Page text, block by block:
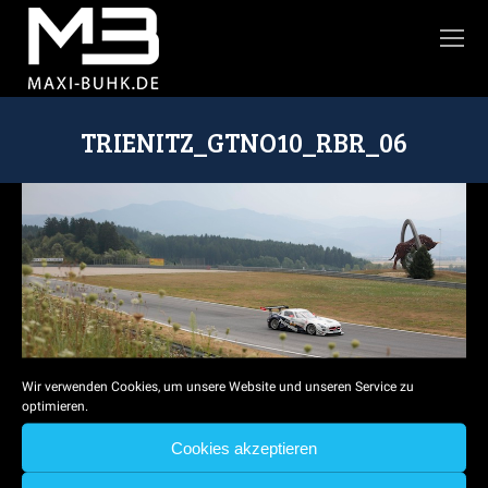
Wir verwenden Cookies, um unsere Website und unseren Service zu
optimieren.
Cookies akzeptieren
TRIENITZ_GTNO10_RBR_06